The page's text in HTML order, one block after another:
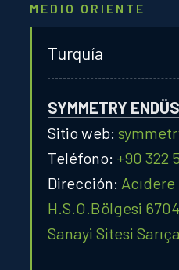
MEDIO ORIENTE
Turquía
SYMMETRY
Sitio web:
Teléfono: +90 322
Dirección: Acıdere
H.S.O.Bölgesi
Sanayi Sitesi